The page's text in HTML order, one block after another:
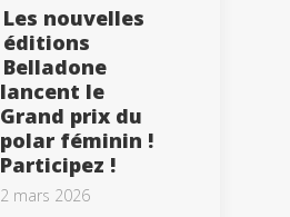
Les nouvelles
éditions
Belladone
lancent le
Grand prix du
polar féminin !
Participez !
2 mars 2026